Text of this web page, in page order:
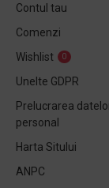
Contul tau
Comenzi
Wishlist
0
Unelte GDPR
Prelucrarea
personal
Harta Sitului
ANPC